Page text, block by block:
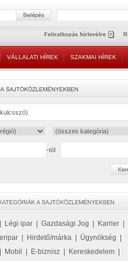
VÁLLALATI HÍREK SZAKMAI HÍREK
-tól
Légi ipar Gazdasági Jog Karrier
Hirdető/márka Ügynökség
Mobil E-biznisz Kereskedelem